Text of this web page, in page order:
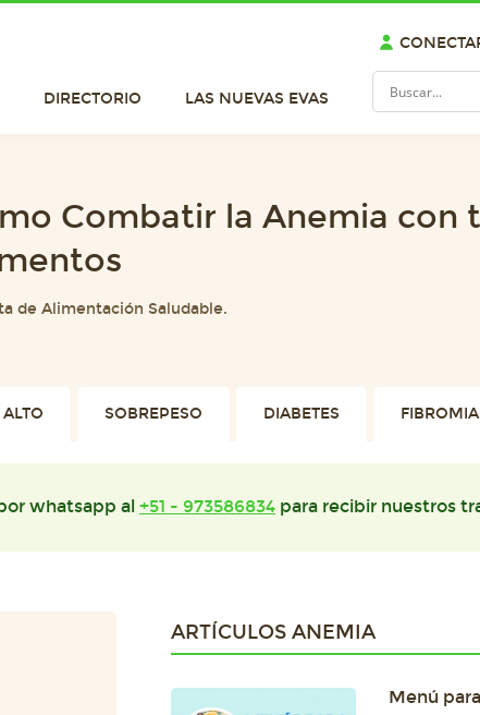
DIRECTORIO LAS NUEVAS EVAS
Combatir la Anemia con
de Alimentación Saludable.
SOBREPESO DIABETES
whatsapp al +51 - 973586834 para recibir nuestros
ARTÍCULOS ANEMIA
Menú